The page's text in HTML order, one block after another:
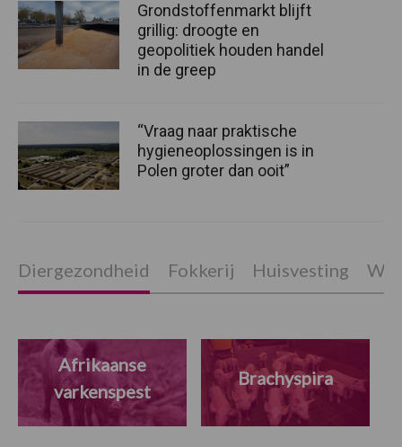
Grondstoffenmarkt blijft
grillig: droogte en
geopolitiek houden handel
in de greep
“Vraag naar praktische
hygieneoplossingen is in
Polen groter dan ooit”
Diergezondheid Fokkerij Huisvesting
Afrikaanse
varkenspest
Brachyspira